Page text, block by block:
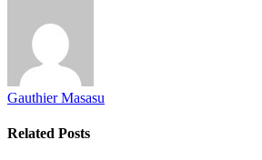
Gauthier Masasu
Related Posts